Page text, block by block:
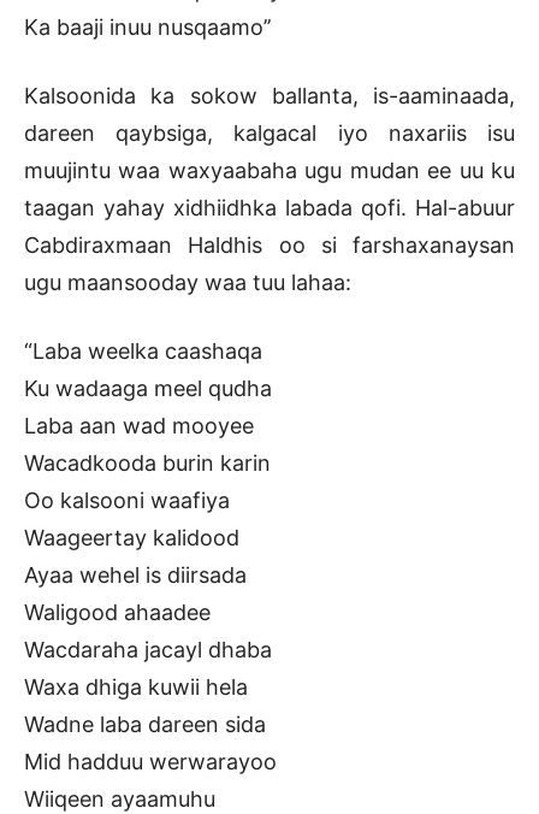
Ka baaji inuu nusqaamo’’
Kalsoonida ka sokow ballanta, is-aaminaada,
dareen qaybsiga, kalgacal iyo naxariis isu
muujintu waa waxyaabaha ugu mudan ee uu ku
taagan yahay xidhiidhka labada qofi. Hal-abuur
Cabdiraxmaan Haldhis oo si farshaxanaysan
ugu maansooday waa tuu lahaa:
“Laba weelka caashaqa
Ku wadaaga meel qudha
Laba aan wad mooyee
Wacadkooda burin karin
Oo kalsooni waafiya
Waageertay kalidood
Ayaa wehel is diirsada
Waligood ahaadee
Wacdaraha jacayl dhaba
Waxa dhiga kuwii hela
Wadne laba dareen sida
Mid hadduu werwarayoo
Wiiqeen ayaamuhu